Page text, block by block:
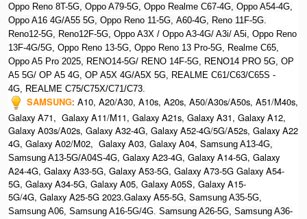
Oppo Reno 8T-5G, Oppo A79-5G, Oppo Realme C67-4G, Oppo A54-4G,
Oppo A16 4G/A55 5G, Oppo Reno 11-5G, A60-4G, Reno 11F-5G.
Reno12-5G, Reno12F-5G, Oppo A3X / Oppo A3-4G/ A3i/ A5i, Oppo Reno
13F-4G/5G, Oppo Reno 13-5G, Oppo Reno 13 Pro-5G, Realme C65,
Oppo A5 Pro 2025, RENO14-5G/ RENO 14F-5G, RENO14 PRO 5G, OP
A5 5G/ OP A5 4G, OP A5X 4G/A5X 5G, REALME C61/C63/C65S -
4G, REALME C75/C75X/C71/C73.
SAMSUNG: A10, A20/A30, A10s, A20s, A50/A30s/A50s, A51/M40s,
Galaxy A71, Galaxy A11/M11, Galaxy A21s, Galaxy A31, Galaxy A12,
Galaxy A03s/A02s, Galaxy A32-4G, Galaxy A52-4G/5G/A52s, Galaxy A22
4G, Galaxy A02/M02, Galaxy A03, Galaxy A04, Samsung A13-4G,
Samsung A13-5G/A04S-4G, Galaxy A23-4G, Galaxy A14-5G, Galaxy
A24-4G, Galaxy A33-5G, Galaxy A53-5G, Galaxy A73-5G Galaxy A54-
5G, Galaxy A34-5G, Galaxy A05, Galaxy A05S, Galaxy A15-
5G/4G, Galaxy A25-5G 2023.Galaxy A55-5G, Samsung A35-5G,
Samsung A06, Samsung A16-5G/4G. Samsung A26-5G, Samsung A36-